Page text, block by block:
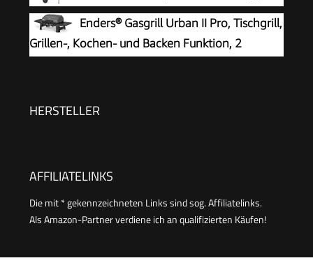
inkl. Grillrost + Warmhalterost | Grill mit
praktischem Ablagekorb und großem Stauraum
für Gasflasche | GG 3590
Enders® Gasgrill Urban II Pro, Tischgrill,
Grillen-, Kochen- und Backen Funktion, 2
Gusseisen-Rost, #2062
HERSTELLER
AFFILIATELINKS
Die mit * gekennzeichneten Links sind sog. Affiliatelinks.
Als Amazon-Partner verdiene ich an qualifizierten Käufen!